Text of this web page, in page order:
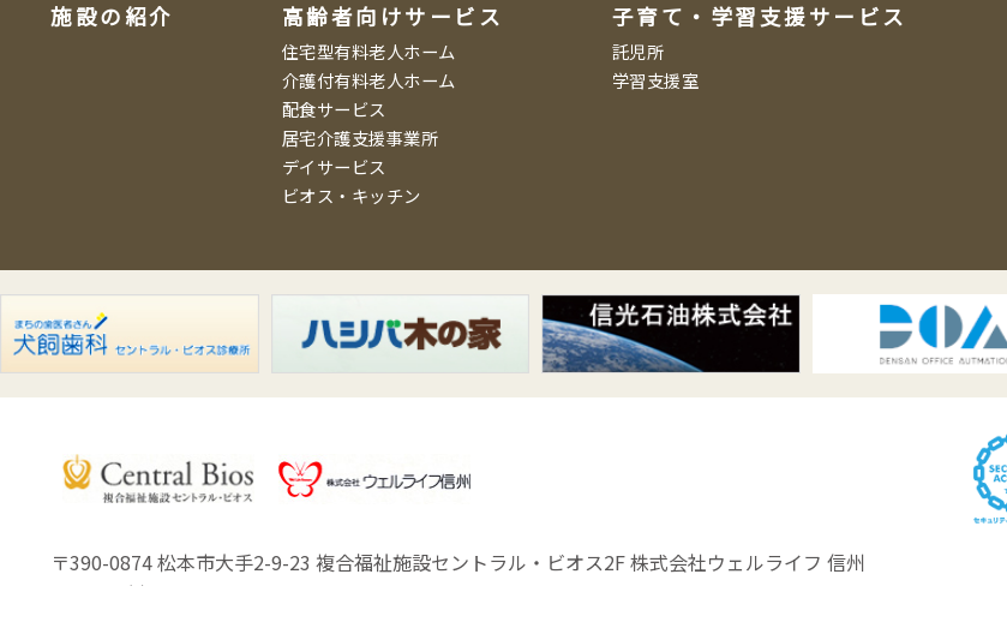
施設の紹介 高齢者向けサービス
住宅型有料老人ホーム
介護付有料老人ホーム
配食サービス
居宅介護支援事業所
デイサービス
ビオス・キッチン
子育て・学習支援サービス
託児所
学習支援室
〒390-0874 松本市大手2-9-23 複合福祉施設セントラル・ビオス2F株式会社ウェルライフ 信州
Copyright (C) Well Life Shinsyu.Co.,Ltd.All Rights Reserved.